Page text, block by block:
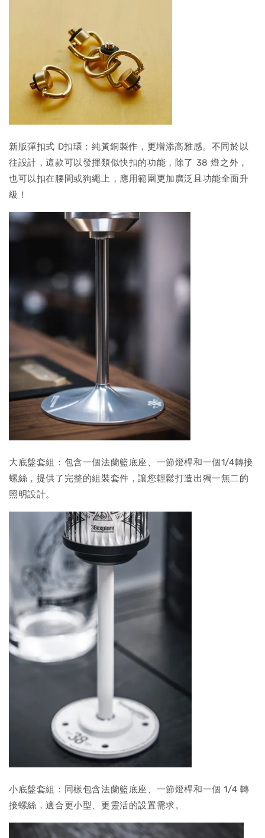
新版彈扣式 D扣環：純黃銅製作，更增添高雅感。不同於以
往設計，這款可以發揮類似快扣的功能，除了 38 燈之外，
也可以扣在腰間或狗繩上，應用範圍更加廣泛且功能全面升
級！
大底盤套組：包含一個法蘭籃底座、一節燈桿和一個1/4轉接
螺絲，提供了完整的組裝套件，讓您輕鬆打造出獨一無二的
照明設計。
小底盤套組：同樣包含法蘭籃底座、一節燈桿和一個 1/4 轉
接螺絲，適合更小型、更靈活的設置需求。